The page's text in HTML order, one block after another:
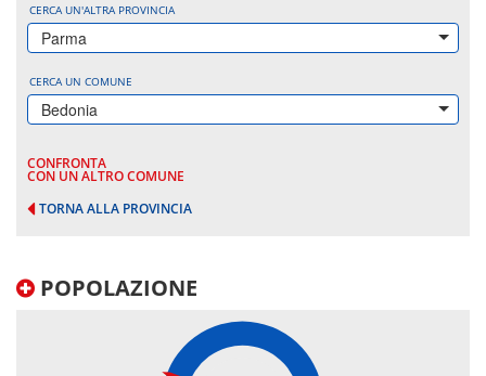
CERCA UN'ALTRA PROVINCIA
Parma
CERCA UN COMUNE
Bedonia
CONFRONTA
CON UN ALTRO COMUNE
TORNA ALLA PROVINCIA
POPOLAZIONE